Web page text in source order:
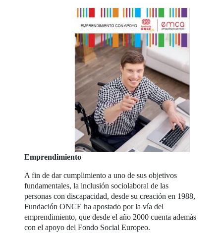
Emprendimiento
A fin de dar cumplimiento a uno de sus objetivos
fundamentales, la inclusión sociolaboral de las
personas con discapacidad, desde su creación en 1988,
Fundación ONCE ha apostado por la vía del
emprendimiento, que desde el año 2000 cuenta además
con el apoyo del Fondo Social Europeo.